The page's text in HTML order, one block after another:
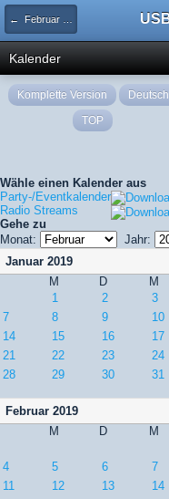
← Februar 2019
Kalender
Wähle einen Kalender aus
Party-/Eventkalender
Radio Streams
Gehe zu
Monat:
Jahr:
Januar 2019
M
D M
1
2 3
7
8 9 10
14
15 16 17
21
22 23 24
28
29 30 31
Februar 2019
M
D M
4
5 6 7
11
12 13 14
Komplette Version
Deutsch
TOP